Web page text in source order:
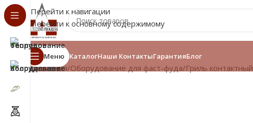
Перейти к навигации
Перейти к основному содержимому
Меню КаталогНаши КонтактыГарантияБлог
Главная/Оборудование для фаст-фуда/Гриль контактный